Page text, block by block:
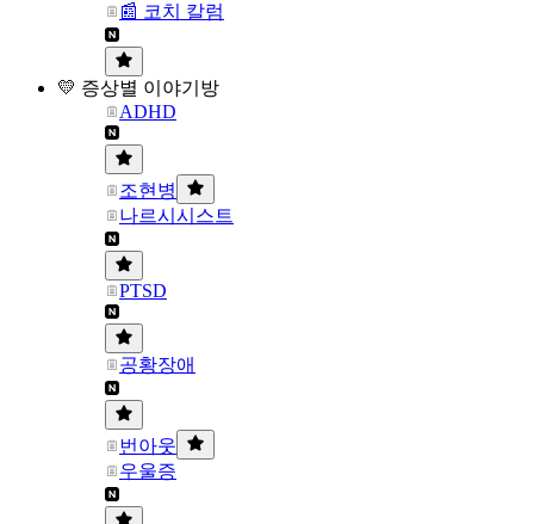
📰 코치 칼럼
💛 증상별 이야기방
ADHD
조현병
나르시시스트
PTSD
공황장애
번아웃
우울증